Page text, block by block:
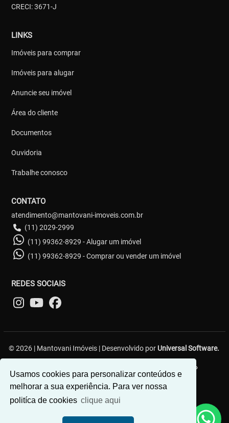
Usamos cookies para personalizar conteúdos e
melhorar a sua experiência. Para ver nossa
politíca de cookies clique aqui
CRECI: 3671-J
LINKS
Imóveis para comprar
Imóveis para alugar
Anuncie seu imóvel
Área do cliente
Documentos
Ouvidoria
Trabalhe conosco
CONTATO
atendimento@mantovani-imoveis.com.br
(11) 2029-2999
(11) 99362-8929 - Alugar um imóvel
(11) 99362-8929 - Comprar ou vender um imóvel
REDES SOCIAIS
© 2026 | Mantovani Imóveis | Desenvolvido por Universal Software.
R. Lavínia Ribeiro, 59 - Vila Diva (Zona Leste) - São Paulo/SP
Como posso te ajudar?